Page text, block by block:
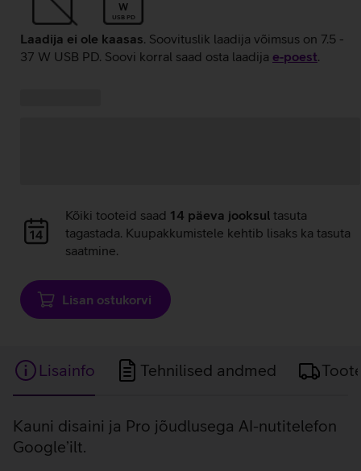
W
USB PD
Laadija ei ole kaasas. Soovituslik laadija võimsus on 7.5 -
37 W USB PD. Soovi korral saad osta laadija e‑poest.
Andmete
laadimine
Kõiki tooteid saad 14 päeva jooksul tasuta
tagastada. Kuupakkumistele kehtib lisaks ka tasuta
saatmine.
Lisan ostukorvi
Lisainfo Tehnilised andmed
Lisainfo
Kauni disaini ja Pro jõudlusega AI-nutitelefon
Google’ilt.